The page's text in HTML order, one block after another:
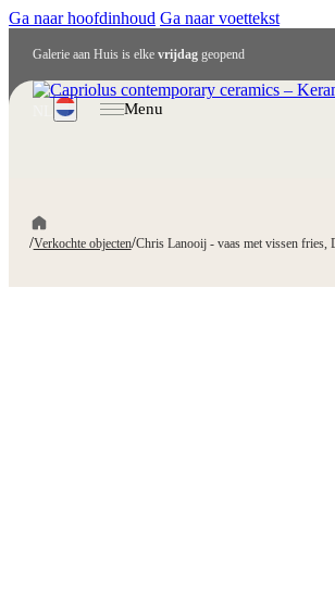
Ga naar hoofdinhoud Ga naar voettekst
Galerie aan Huis is elke vrijdaggeopend
Menu
/Verkochte objecten/Chris Lanooij - vaas met vissen fries,